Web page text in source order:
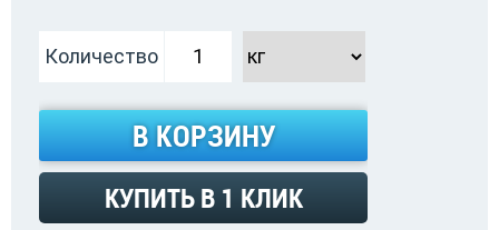
Количество
В КОРЗИНУ
КУПИТЬ В 1 КЛИК